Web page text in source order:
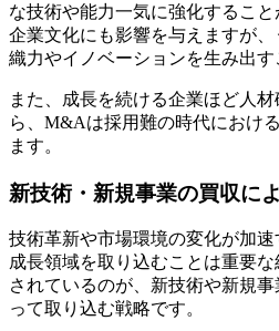
な技術や能力一気に強化するこ
企業文化にも影響を与えますが
織力やイノベーションを生み出す
また、成長を続ける企業ほど人
ら、M&Aは採用難の時代におけ
ます。
新技術・新規事業の買収に
技術革新や市場環境の変化が加
成長領域を取り込むことは重要
されているのが、新技術や新規
って取り込む戦略です。